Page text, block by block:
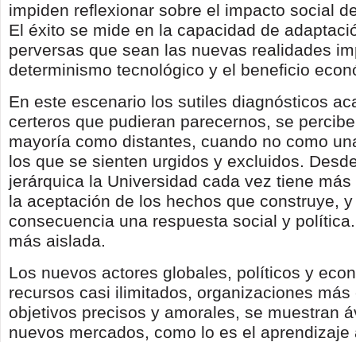
impiden reflexionar sobre el impacto social
El éxito se mide en la capacidad de
perversas que sean las nuevas realidades
determinismo tecnológico y el beneficio
En este escenario los sutiles diagnósticos
certeros que pudieran parecernos, se
mayoría como distantes, cuando no como
los que se sienten urgidos y excluidos.
jerárquica la Universidad cada vez tiene
la aceptación de los hechos que construye,
consecuencia una respuesta social y
más aislada.
Los nuevos actores globales, políticos y
recursos casi ilimitados, organizaciones más
objetivos precisos y amorales, se muestran
nuevos mercados, como lo es el aprendizaje